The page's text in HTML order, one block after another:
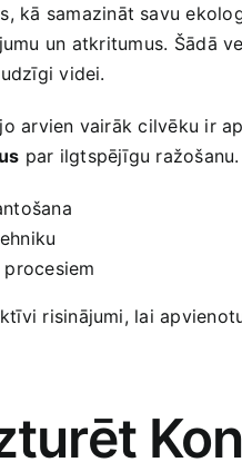
kā samazināt savu
un atkritumus. ⁤Šādā
videi.
arvien vairāk cilvēku​ ir
par ilgtspējīgu
risinājumi, lai